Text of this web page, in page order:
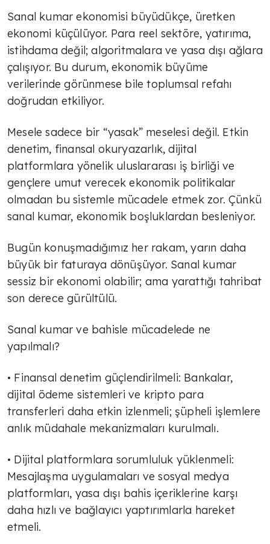
Sanal kumar ekonomisi büyüdükçe, üretken
ekonomi küçülüyor. Para reel sektöre, yatırıma,
istihdama değil; algoritmalara ve yasa dışı ağlara
çalışıyor. Bu durum, ekonomik büyüme
verilerinde görünmese bile toplumsal refahı
doğrudan etkiliyor.
Mesele sadece bir “yasak” meselesi değil. Etkin
denetim, finansal okuryazarlık, dijital
platformlara yönelik uluslararası iş birliği ve
gençlere umut verecek ekonomik politikalar
olmadan bu sistemle mücadele etmek zor. Çünkü
sanal kumar, ekonomik boşluklardan besleniyor.
Bugün konuşmadığımız her rakam, yarın daha
büyük bir faturaya dönüşüyor. Sanal kumar
sessiz bir ekonomi olabilir; ama yarattığı tahribat
son derece gürültülü.
Sanal kumar ve bahisle mücadelede ne
yapılmalı?
• Finansal denetim güçlendirilmeli: Bankalar,
dijital ödeme sistemleri ve kripto para
transferleri daha etkin izlenmeli; şüpheli işlemlere
anlık müdahale mekanizmaları kurulmalı.
• Dijital platformlara sorumluluk yüklenmeli:
Mesajlaşma uygulamaları ve sosyal medya
platformları, yasa dışı bahis içeriklerine karşı
daha hızlı ve bağlayıcı yaptırımlarla hareket
etmeli.
Hazır mıyız, hayır!
TÜLİN YALMAN
Tarifeler
TÜLİN YALMAN
TÜLİN YALMAN
Şeker deyip geçme
TÜLİN YALMAN
Zorlu süreç
TÜLİN YALMAN
TÜLİN YALMAN
İlham veren kadınlar
TÜLİN YALMAN
Traktörleri ile Selanik'te eylem
yapan çiftçiler hükümetten destek